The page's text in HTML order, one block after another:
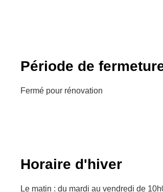
Période de
Fermé pour rénovation
Horaire d'hiver
Le matin : du mardi au vendredi de